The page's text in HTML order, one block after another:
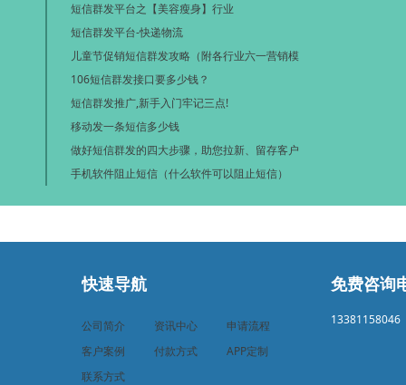
短信群发平台之【美容瘦身】行业
短信群发平台-快递物流
儿童节促销短信群发攻略（附各行业六一营销模
106短信群发接口要多少钱？
短信群发推广,新手入门牢记三点!
移动发一条短信多少钱
做好短信群发的四大步骤，助您拉新、留存客户
手机软件阻止短信（什么软件可以阻止短信）
快速导航
公司简介 资讯中心
申请流程
客户案例
付款方式
APP定制
联系方式
免费咨询
13381158046